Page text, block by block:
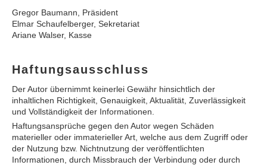
Gregor Baumann, Präsident
Elmar Schaufelberger, Sekretariat
Ariane Walser, Kasse
Haftungsausschluss
Der Autor übernimmt keinerlei Gewähr hinsichtlich der
inhaltlichen Richtigkeit, Genauigkeit, Aktualität, Zuverlässigkeit
und Vollständigkeit der Informationen.
Haftungsansprüche gegen den Autor wegen Schäden
materieller oder immaterieller Art, welche aus dem Zugriff oder
der Nutzung bzw. Nichtnutzung der veröffentlichten
Informationen, durch Missbrauch der Verbindung oder durch